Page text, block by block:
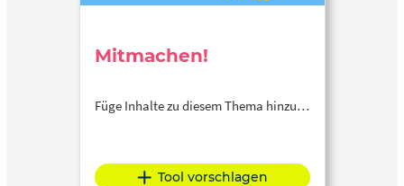
Mitmachen!
Füge Inhalte zu diesem Thema hinzu…
Tool vorschlagen